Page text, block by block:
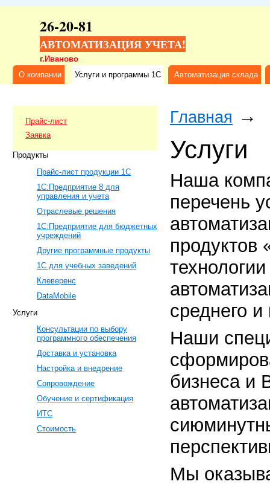
26-20-81
АВТОМАТИЗАЦИЯ УЧЕТА!
г.Иваново
О компании
Услуги и программы 1C Автоматизация склада
Прайс-лист
Заявка
Продукты
Прайс-лист продукции 1С
1C:Предприятие 8 для
управления и учета
Отраслевые решения
1С:Предприятие для бюджетных
учреждений
Другие программные продукты
1С для учебных заведений
Клеверенс
DataMobile
Услуги
Консультации по выбору
программного обеспечения
Доставка и установка
Настройка и внедрение
Сопровождение
Обучение и сертификация
ИТС
Стоимость
Главная →
Услуги
Наша
перечень
продуктов
среднего и
Наши
бизнеса и
Мы